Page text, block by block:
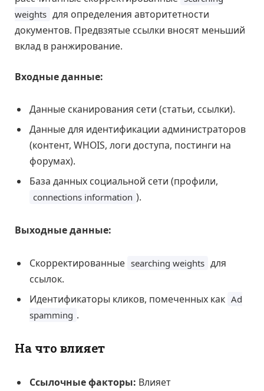
weights для определения авторитетности
документов. Предвзятые ссылки вносят меньший
вклад в ранжирование.
Входные данные:
Данные сканирования сети (статьи, ссылки).
Данные для идентификации администраторов
(контент, WHOIS, логи доступа, постинги на
форумах).
База данных социальной сети (профили,
connections information ).
Выходные данные:
Скорректированные searching weights для
ссылок.
Идентификаторы кликов, помеченных как Ad
spamming .
На что влияет
Ссылочные факторы: Влияет